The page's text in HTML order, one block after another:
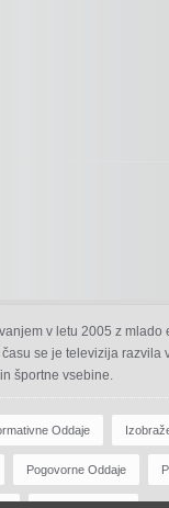
v letu 2005 z
se je televizija
športne vsebine.
Oddaje
Pogovorne Oddaje